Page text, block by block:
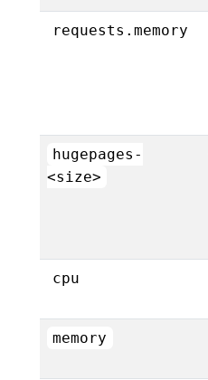
requests.memory
hugepages-
<size>
cpu
memory